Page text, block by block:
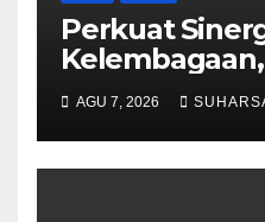
Perkuat
dan BPOM
Pelayanan
Obat Aman
AGU 7, 2026